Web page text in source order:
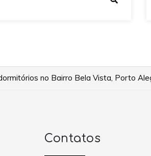
no Bairro Bela Vista, Porto
Contatos